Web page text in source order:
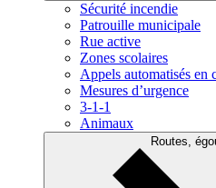
Sécurité incendie
Patrouille municipale
Rue active
Zones scolaires
Appels automatisés en
Mesures d’urgence
3-1-1
Animaux
Routes,